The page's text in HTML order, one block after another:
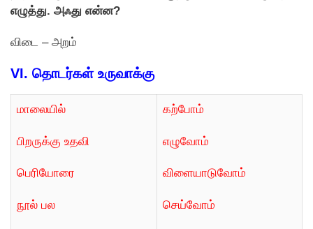
எழுத்து. அஃது என்ன?
விடை – அறம்
VI. தொடர்கள் உருவாக்கு
மாலையில்
பிறருக்கு உதவி
பெரியோரை
நூல் பல
கற்போம்
எழுவோம்
விளையாடுவோம்
செய்வோம்